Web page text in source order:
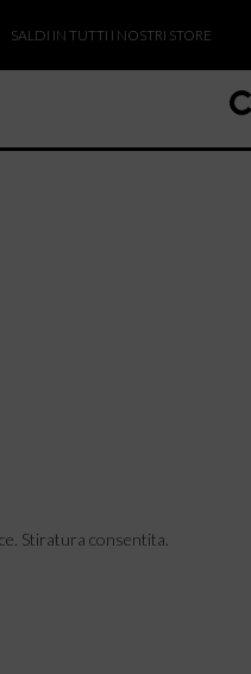
IN TUTTI I NOSTRI STORE
Stiratura consentita.